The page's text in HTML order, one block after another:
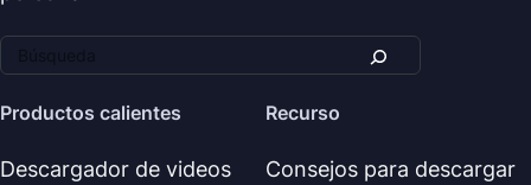
Productos calientes
Descargador de videos
Recurso
Consejos para descargar